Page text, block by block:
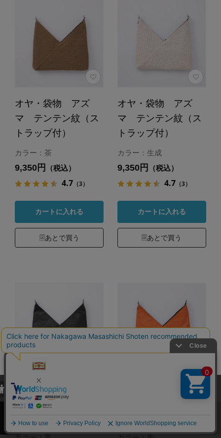
オヤ・袋物 アズ
マ テンテン紋（ス
トラップ付）
カラー：茶
9,350円 （税込）
4.7（3）
カートに入れる
あとで買う
オヤ・袋物 アズ
マ テンテン紋（ス
トラップ付）
カラー：生成
9,350円 （税込）
4.7（3）
カートに入れる
あとで買う
オヤ・袋物 アズ
マ 和紙顔料（スト
オヤ・袋物 アズ
当サイトでは、当サイト内における閲覧履歴・属性情報などの取得およ
び利便性向上のためにクッキー（Cookie）を使用いたします。詳細に
関しては「プライバシーポリシー
承諾する